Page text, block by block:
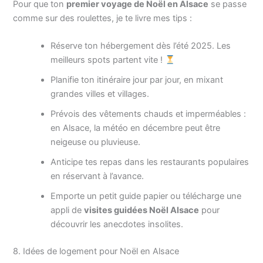
Pour que ton premier voyage de Noël en Alsace se passe
comme sur des roulettes, je te livre mes tips :
Réserve ton hébergement dès l’été 2025. Les
meilleurs spots partent vite !
Planifie ton itinéraire jour par jour, en mixant
grandes villes et villages.
Prévois des vêtements chauds et imperméables :
en Alsace, la météo en décembre peut être
neigeuse ou pluvieuse.
Anticipe tes repas dans les restaurants populaires
en réservant à l’avance.
Emporte un petit guide papier ou télécharge une
appli devisites guidées Noël Alsace pour
découvrir les anecdotes insolites.
8. Idées de logement pour Noël en Alsace